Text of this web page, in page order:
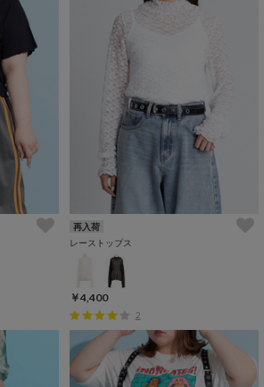
再入荷
レーストップス
￥4,400
2